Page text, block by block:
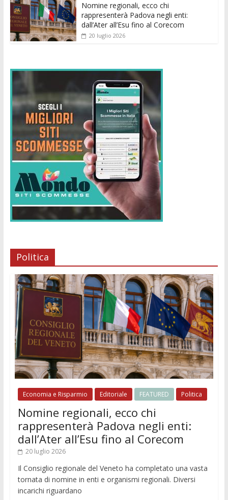
Nomine regionali, ecco chi
rappresenterà Padova negli enti:
dall’Ater all’Esu fino al Corecom
20 luglio 2026
Politica
Economia e Risparmio Editoriale FEATURED Politica
Nomine regionali, ecco chi
rappresenterà Padova negli enti:
dall’Ater all’Esu fino al Corecom
20 luglio 2026
Il Consiglio regionale del Veneto ha completato una vasta
tornata di nomine in enti e organismi regionali. Diversi
incarichi riguardano